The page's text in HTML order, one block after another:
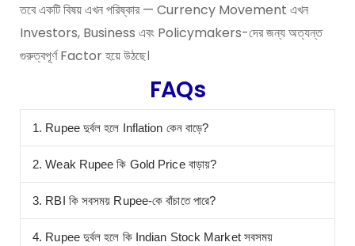
তবে একটি বিষয় এখন পরিষ্কার — Currency Movement এখন
Investors, Business এবং Policymakers-দের জন্য অত্যন্ত
গুরুত্বপূর্ণ Factor হয়ে উঠছে।
FAQs
1. Rupee দুর্বল হলে Inflation কেন বাড়ে?
2. Weak Rupee কি Gold Price বাড়ায়?
3. RBI কি সবসময় Rupee-কে বাঁচাতে পারে?
4. Rupee দুর্বল হলে কি Indian Stock Market সবসময়